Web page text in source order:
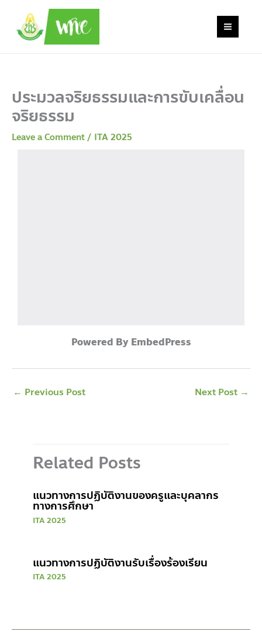
content
ประมวลจริยธรรมและการขับเคลื่อน
จริยธรรม
Leave a Comment/ ITA 2025
Powered By EmbedPress
← Previous Post Next Post →
Related Posts
แนวทางการปฏิบัติงานของครูและบุคลากร
ทางการศึกษา
ITA 2025
แนวทางการปฏิบัติงานรับเรื่องร้องเรียน
ITA 2025